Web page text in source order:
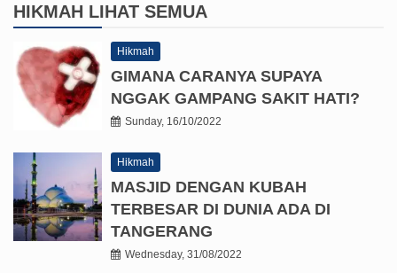
HIKMAH LIHAT SEMUA
Hikmah
GIMANA CARANYA SUPAYA
NGGAK GAMPANG SAKIT HATI?
Sunday, 16/10/2022
Hikmah
MASJID DENGAN KUBAH
TERBESAR DI DUNIA ADA DI
TANGERANG
Wednesday, 31/08/2022